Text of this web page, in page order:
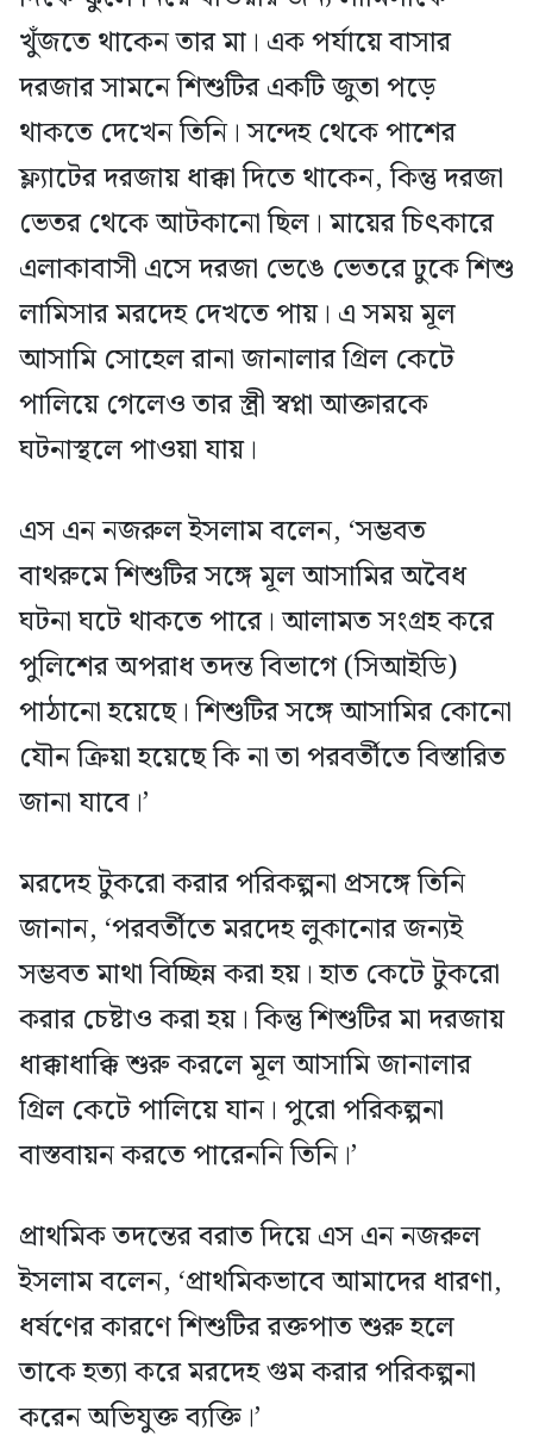
খুঁজতে থাকেন তার মা। এক পর্যায়ে বাসার
দরজার সামনে শিশুটির একটি জুতা পড়ে
থাকতে দেখেন তিনি। সন্দেহ থেকে পাশের
ফ্ল্যাটের দরজায় ধাক্কা দিতে থাকেন, কিন্তু দরজা
ভেতর থেকে আটকানো ছিল। মায়ের চিৎকারে
এলাকাবাসী এসে দরজা ভেঙে ভেতরে ঢুকে শিশু
লামিসার মরদেহ দেখতে পায়। এ সময় মূল
আসামি সোহেল রানা জানালার গ্রিল কেটে
পালিয়ে গেলেও তার স্ত্রী স্বপ্না আক্তারকে
ঘটনাস্থলে পাওয়া যায়।
এস এন নজরুল ইসলাম বলেন, ‘সম্ভবত
বাথরুমে শিশুটির সঙ্গে মূল আসামির অবৈধ
ঘটনা ঘটে থাকতে পারে। আলামত সংগ্রহ করে
পুলিশের অপরাধ তদন্ত বিভাগে (সিআইডি)
পাঠানো হয়েছে। শিশুটির সঙ্গে আসামির কোনো
যৌন ক্রিয়া হয়েছে কি না তা পরবর্তীতে বিস্তারিত
জানা যাবে।’
মরদেহ টুকরো করার পরিকল্পনা প্রসঙ্গে তিনি
জানান, ‘পরবর্তীতে মরদেহ লুকানোর জন্যই
সম্ভবত মাথা বিচ্ছিন্ন করা হয়। হাত কেটে টুকরো
করার চেষ্টাও করা হয়। কিন্তু শিশুটির মা দরজায়
ধাক্কাধাক্কি শুরু করলে মূল আসামি জানালার
গ্রিল কেটে পালিয়ে যান। পুরো পরিকল্পনা
বাস্তবায়ন করতে পারেননি তিনি।’
প্রাথমিক তদন্তের বরাত দিয়ে এস এন নজরুল
ইসলাম বলেন, ‘প্রাথমিকভাবে আমাদের ধারণা,
ধর্ষণের কারণে শিশুটির রক্তপাত শুরু হলে
তাকে হত্যা করে মরদেহ গুম করার পরিকল্পনা
করেন অভিযুক্ত ব্যক্তি।’